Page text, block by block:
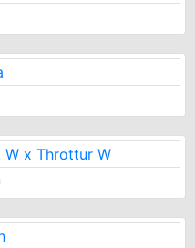
W x Throttur W